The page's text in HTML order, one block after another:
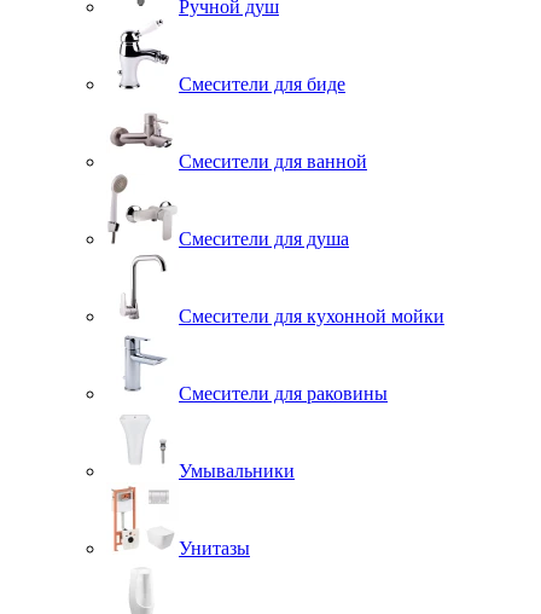
Ручной душ
Смесители для биде
Смесители для ванной
Смесители для душа
Смесители для кухонной мойки
Смесители для раковины
Умывальники
Унитазы